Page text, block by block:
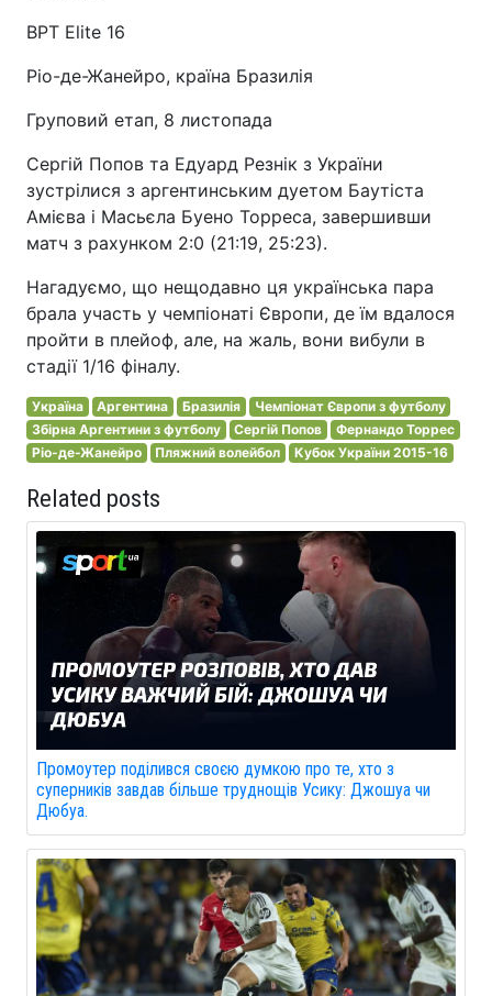
BPT Elite 16
Ріо-де-Жанейро, країна Бразилія
Груповий етап, 8 листопада
Сергій Попов та Едуард Резнік з України
зустрілися з аргентинським дуетом Баутіста
Амієва і Масьєла Буено Торреса, завершивши
матч з рахунком 2:0 (21:19, 25:23).
Нагадуємо, що нещодавно ця українська пара
брала участь у чемпіонаті Європи, де їм вдалося
пройти в плейоф, але, на жаль, вони вибули в
стадії 1/16 фіналу.
Україна Аргентина Бразилія
Чемпіонат Європи з футболу
Збірна Аргентини з футболу
Сергій Попов
Фернандо Торрес
Ріо-де-Жанейро
Пляжний волейбол Кубок України 2015-16
Related posts
Промоутер поділився своєю думкою про те, хто з
суперників завдав більше труднощів Усику: Джошуа чи
Дюбуа.